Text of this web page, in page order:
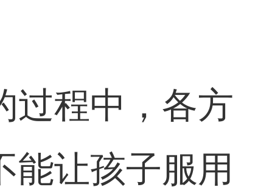
过程中，各方
能让孩子服用